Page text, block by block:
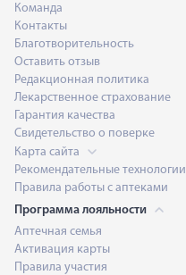
Команда
Контакты
Благотворительность
Оставить отзыв
Редакционная политика
Лекарственное страхование
Гарантия качества
Свидетельство о поверке
Карта сайта
Рекомендательные технологии
Правила работы с аптеками
Программа лояльности
Аптечная семья
Активация карты
Правила участия